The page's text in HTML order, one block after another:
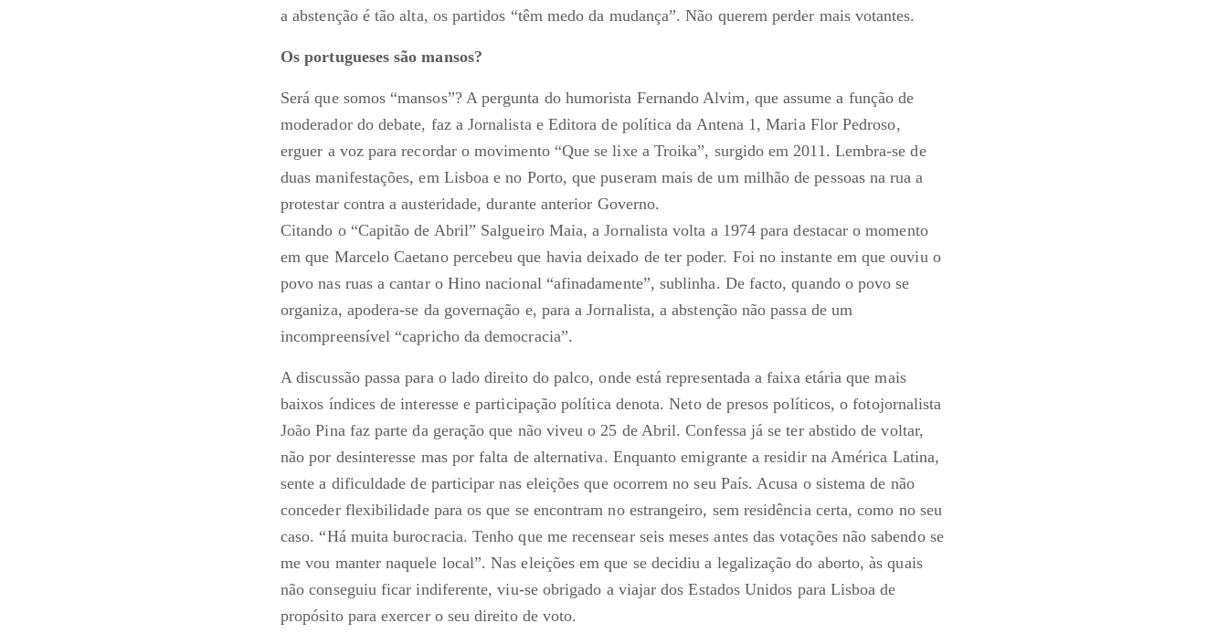
a abstenção é tão alta, os partidos “têm medo da mudança”. Não querem perder mais votantes.
Os portugueses são mansos?
Será que somos “mansos”? A pergunta do humorista Fernando Alvim, que assume a função de
moderador do debate, faz a Jornalista e Editora de política da Antena 1, Maria Flor Pedroso,
erguer a voz para recordar o movimento “Que se lixe a Troika”, surgido em 2011. Lembra-se de
duas manifestações, em Lisboa e no Porto, que puseram mais de um milhão de pessoas na rua a
protestar contra a austeridade, durante anterior Governo.
Citando o “Capitão de Abril” Salgueiro Maia, a Jornalista volta a 1974 para destacar o momento
em que Marcelo Caetano percebeu que havia deixado de ter poder. Foi no instante em que ouviu o
povo nas ruas a cantar o Hino nacional “afinadamente”, sublinha. De facto, quando o povo se
organiza, apodera-se da governação e, para a Jornalista, a abstenção não passa de um
incompreensível “capricho da democracia”.
A discussão passa para o lado direito do palco, onde está representada a faixa etária que mais
baixos índices de interesse e participação política denota. Neto de presos políticos, o fotojornalista
João Pina faz parte da geração que não viveu o 25 de Abril. Confessa já se ter abstido de voltar,
não por desinteresse mas por falta de alternativa. Enquanto emigrante a residir na América Latina,
sente a dificuldade de participar nas eleições que ocorrem no seu País. Acusa o sistema de não
conceder flexibilidade para os que se encontram no estrangeiro, sem residência certa, como no seu
caso. “Há muita burocracia. Tenho que me recensear seis meses antes das votações não sabendo se
me vou manter naquele local”. Nas eleições em que se decidiu a legalização do aborto, às quais
não conseguiu ficar indiferente, viu-se obrigado a viajar dos Estados Unidos para Lisboa de
propósito para exercer o seu direito de voto.